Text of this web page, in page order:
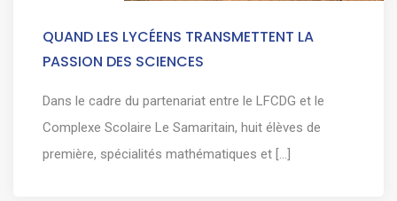
QUAND LES LYCÉENS TRANSMETTENT LA
PASSION DES SCIENCES
Dans le cadre du partenariat entre le LFCDG et le
Complexe Scolaire Le Samaritain, huit élèves de
première, spécialités mathématiques et [...]